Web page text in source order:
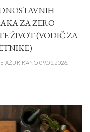
ZA ZERO
ŽIVOT (VODIČ ZA
AŽURIRANO 09.05.2026.